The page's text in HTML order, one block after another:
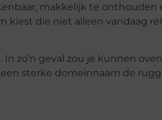
makkelijk te onthouden
kiest die niet alleen vandaag
zo’n geval zou je kunnen
sterke domeinnaam de